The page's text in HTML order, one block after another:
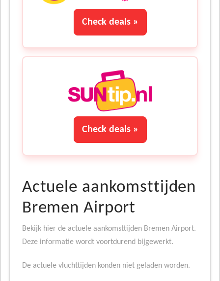
Check deals »
Check deals »
Actuele aankomsttijden
Bremen Airport
Bekijk hier de actuele aankomsttijden Bremen Airport.
Deze informatie wordt voortdurend bijgewerkt.
De actuele vluchttijden konden niet geladen worden.